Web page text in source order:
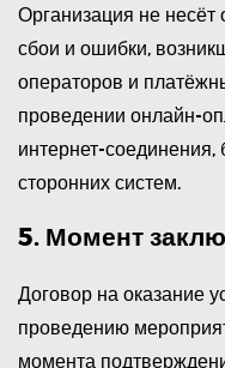
Организация не несёт
сбои и ошибки,
операторов и
проведении онлайн-
интернет-
сторонних систем.
5. Момент
Договор на оказание
проведению
момента